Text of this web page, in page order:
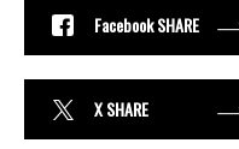
Facebook SHARE
X SHARE